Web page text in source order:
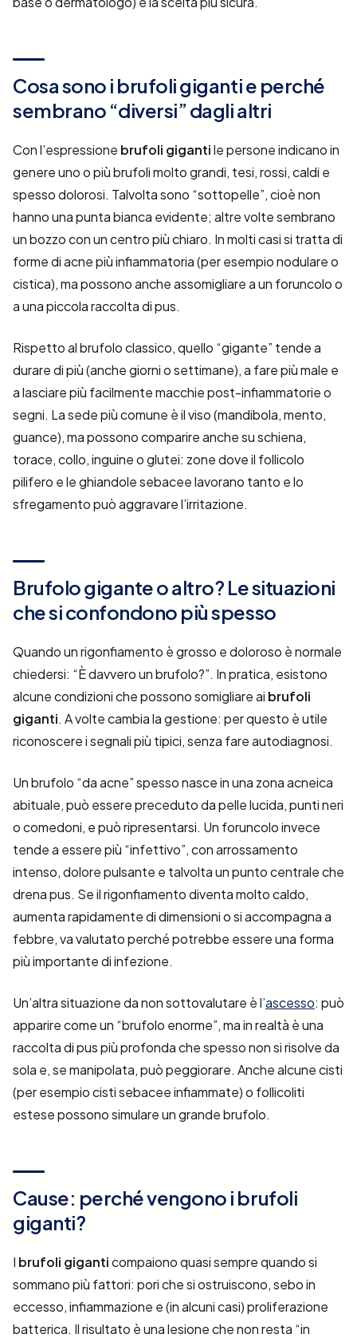
Cosa sono i brufoli giganti e perché
sembrano “diversi” dagli altri
Con l’espressione brufoli gigantile persone indicano in
genere uno o più brufoli molto grandi, tesi, rossi, caldi e
spesso dolorosi. Talvolta sono “sottopelle”, cioè non
hanno una punta bianca evidente; altre volte sembrano
un bozzo con un centro più chiaro. In molti casi si tratta di
forme di acne più infiammatoria (per esempio nodulare o
cistica), ma possono anche assomigliare a un foruncolo o
a una piccola raccolta di pus.
Rispetto al brufolo classico, quello “gigante” tende a
durare di più (anche giorni o settimane), a fare più male e
a lasciare più facilmente macchie post-infiammatorie o
segni. La sede più comune è il viso (mandibola, mento,
guance), ma possono comparire anche su schiena,
torace, collo, inguine o glutei: zone dove il follicolo
pilifero e le ghiandole sebacee lavorano tanto e lo
sfregamento può aggravare l’irritazione.
Brufolo gigante o altro? Le situazioni
che si confondono più spesso
Quando un rigonfiamento è grosso e doloroso è normale
chiedersi: “È davvero un brufolo?”. In pratica, esistono
alcune condizioni che possono somigliare ai brufoli
giganti. A volte cambia la gestione: per questo è utile
riconoscere i segnali più tipici, senza fare autodiagnosi.
Un brufolo “da acne” spesso nasce in una zona acneica
abituale, può essere preceduto da pelle lucida, punti neri
o comedoni, e può ripresentarsi. Un foruncolo invece
tende a essere più “infettivo”, con arrossamento
intenso, dolore pulsante e talvolta un punto centrale che
drena pus. Se il rigonfiamento diventa molto caldo,
aumenta rapidamente di dimensioni o si accompagna a
febbre, va valutato perché potrebbe essere una forma
più importante di infezione.
Un’altra situazione da non sottovalutare è l’ascesso: può
apparire come un “brufolo enorme”, ma in realtà è una
raccolta di pus più profonda che spesso non si risolve da
sola e, se manipolata, può peggiorare. Anche alcune cisti
(per esempio cisti sebacee infiammate) o follicoliti
estese possono simulare un grande brufolo.
Cause: perché vengono i brufoli
giganti?
I brufoli giganticompaiono quasi sempre quando si
sommano più fattori: pori che si ostruiscono, sebo in
eccesso, infiammazione e (in alcuni casi) proliferazione
batterica. Il risultato è una lesione che non resta “in